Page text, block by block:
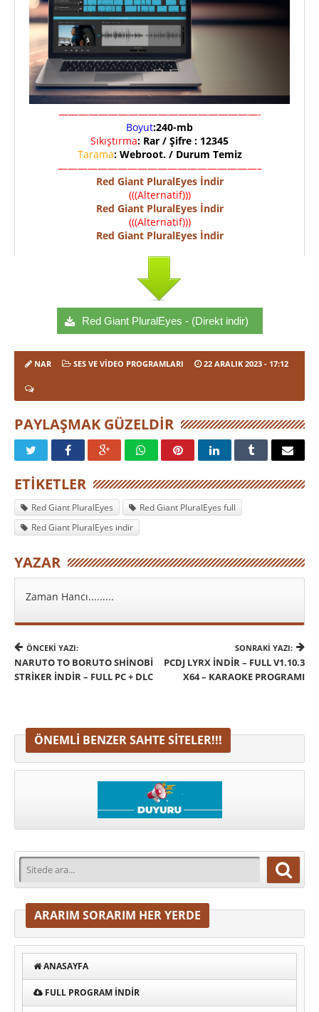
————————————————————-
Boyut:240-mb
Sıkıştırma: Rar / Şifre : 12345
Tarama: Webroot. / Durum Temiz
————————————————————–
Red Giant PluralEyes İndir
(((Alternatif)))
Red Giant PluralEyes İndir
(((Alternatif)))
Red Giant PluralEyes İndir
Red Giant PluralEyes - (Direkt indir)
NAR SES VE VIDEO PROGRAMLARI 22 ARALIK 2023 - 17:12
PAYLAŞMAK GÜZELDIR
ETIKETLER
Red Giant PluralEyes
Red Giant PluralEyes full
Red Giant PluralEyes indir
YAZAR
Zaman Hancı.........
ÖNCEKI YAZI:
NARUTO TO BORUTO SHINOBI
STRIKER İNDIR – FULL PC + DLC
SONRAKI YAZI:
PCDJ LYRX İNDIR – FULL V1.10.3
X64 – KARAOKE PROGRAMI
ÖNEMLI BENZER SAHTE SITELER!!!
ARARIM SORARIM HER YERDE
ANASAYFA
FULL PROGRAM INDIR